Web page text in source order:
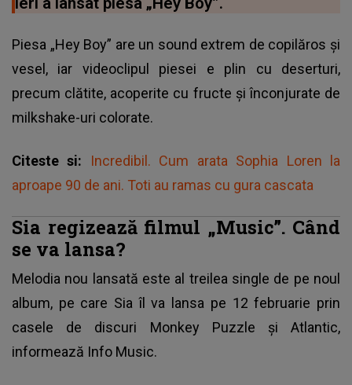
Piesa „Hey Boy” are un sound extrem de copilăros și
vesel, iar videoclipul piesei e plin cu deserturi,
precum clătite, acoperite cu fructe şi înconjurate de
milkshake-uri colorate.
Citeste si:
Incredibil. Cum arata Sophia Loren la
aproape 90 de ani. Toti au ramas cu gura cascata
Sia regizează filmul „Music”. Când
se va lansa?
Melodia nou lansată este al treilea single de pe noul
album, pe care Sia îl va lansa pe 12 februarie prin
casele de discuri Monkey Puzzle şi Atlantic,
informează Info Music.